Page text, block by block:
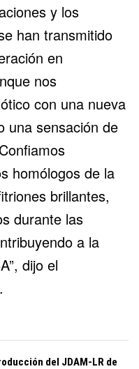
y los
han transmitido
en
nos
con una nueva
una sensación de
homólogos de la
brillantes,
durante las
a la
dijo el
del JDAM-LR de